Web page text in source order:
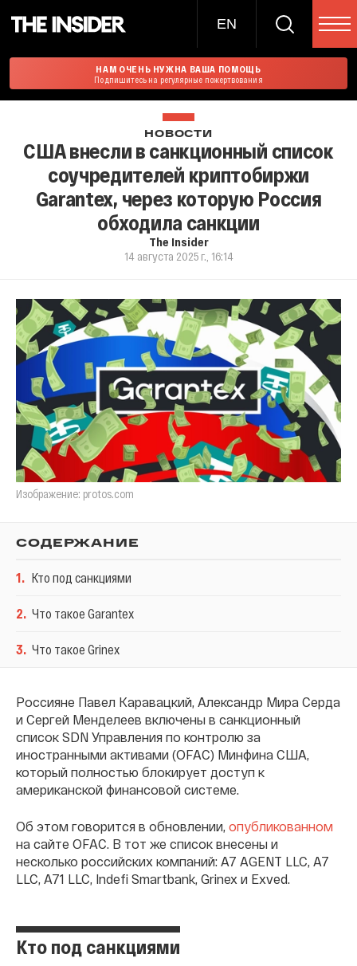
EN
НАМ ОЧЕНЬ НУЖНА ВАША ПОМОЩЬ
Подпишитесь на регулярные пожертвования
НОВОСТИ
США внесли в санкционный список
соучредителей криптобиржи
Garantex, через которую Россия
обходила санкции
The Insider
14 августа 2025 г., 16:14
Изображение: protos.com
СОДЕРЖАНИЕ
1. Кто под санкциями
2. Что такое Garantex
3. Что такое Grinex
Россияне Павел Каравацкий, Александр Мира Серда
и Сергей Менделеев включены в санкционный
список SDN Управления по контролю за
иностранными активами (OFAC) Минфина США,
который полностью блокирует доступ к
американской финансовой системе.
Об этом говорится в обновлении, опубликованном
на сайте OFAC. В тот же список внесены и
несколько российских компаний: A7 AGENT LLC, A7
LLC, A71 LLC, Indefi Smartbank, Grinex и Exved.
Кто под санкциями